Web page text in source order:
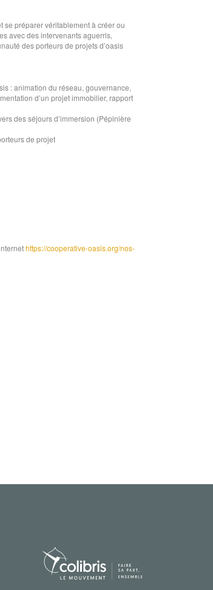
se préparer véritablement à créer ou
avec des intervenants aguerris,
des porteurs de projets d’oasis
: animation du réseau, gouvernance,
d’un projet immobilier, rapport
des séjours d’immersion (Pépinière
de projet
https://cooperative-oasis.org/nos-